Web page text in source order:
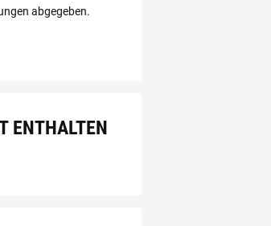
abgegeben.
ENTHALTEN